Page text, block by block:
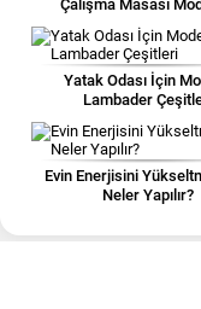
Çalışma Masası
Yatak Odası İçin
Lambader
Evin Enerjisini
Neler Yapılır?